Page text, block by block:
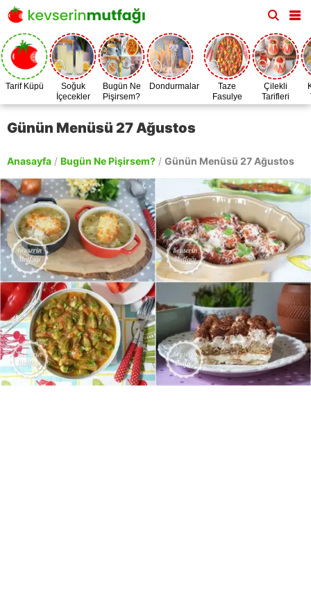
Tarif Küpü
Soğuk
İçecekler
Bugün Ne
Pişirsem?
Dondurmalar
Taze
Fasulye
Zamanı
Çilekli
Tarifleri
Günün Menüsü 27 Ağustos
Anasayfa / Bugün Ne Pişirsem? / Günün Menüsü 27 Ağustos